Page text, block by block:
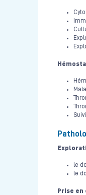
le
le
Prise